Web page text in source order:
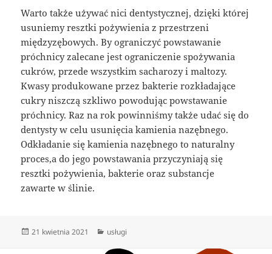
Warto także używać nici dentystycznej, dzięki której
usuniemy resztki pożywienia z przestrzeni
międzyzębowych. By ograniczyć powstawanie
próchnicy zalecane jest ograniczenie spożywania
cukrów, przede wszystkim sacharozy i maltozy.
Kwasy produkowane przez bakterie rozkładające
cukry niszczą szkliwo powodując powstawanie
próchnicy. Raz na rok powinniśmy także udać się do
dentysty w celu usunięcia kamienia nazębnego.
Odkładanie się kamienia nazębnego to naturalny
proces,a do jego powstawania przyczyniają się
resztki pożywienia, bakterie oraz substancje
zawarte w ślinie.
Data
21 kwietnia 2021 Kategorie
usługi